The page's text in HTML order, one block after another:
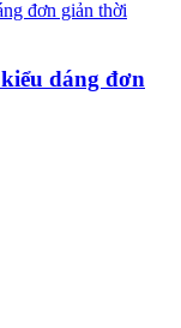
dáng đơn